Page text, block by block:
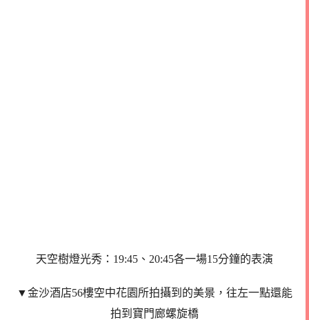
天空樹燈光秀：19:45、20:45各一場15分鐘的表演
▼金沙酒店56樓空中花園所拍攝到的美景，往左一點還能
拍到寶門廊螺旋橋